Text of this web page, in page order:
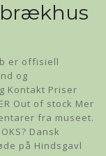
brækhus
er offisiell
og
Kontakt Priser
Out of stock Mer
fra museet.
Dansk
på Hindsgavl